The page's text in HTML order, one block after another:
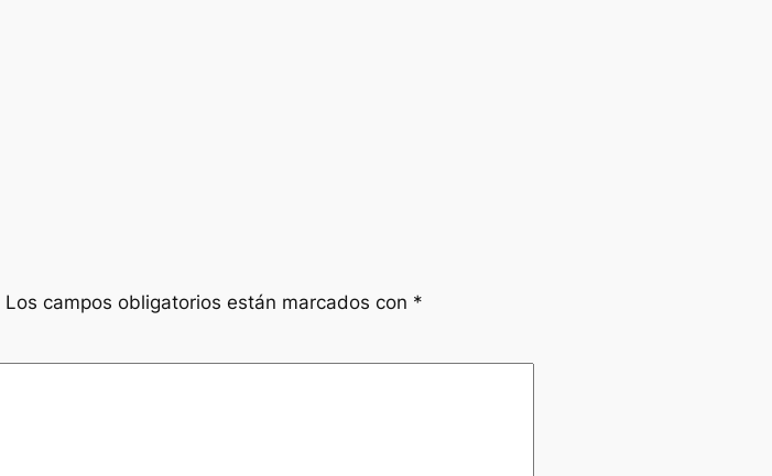
Los campos obligatorios están marcados con *